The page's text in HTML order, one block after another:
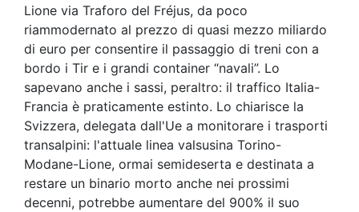
Lione via Traforo del Fréjus, da poco
riammodernato al prezzo di quasi mezzo miliardo
di euro per consentire il passaggio di treni con a
bordo i Tir e i grandi container “navali”. Lo
sapevano anche i sassi, peraltro: il traffico Italia-
Francia è praticamente estinto. Lo chiarisce la
Svizzera, delegata dall'Ue a monitorare i trasporti
transalpini: l'attuale linea valsusina Torino-
Modane-Lione, ormai semideserta e destinata a
restare un binario morto anche nei prossimi
decenni, potrebbe aumentare del 900% il suo